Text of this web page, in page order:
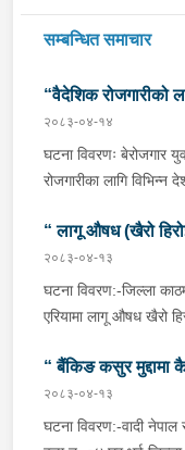
सम्बन्धित समाचार
“वैदेशिक रोजगारीको
गर्ने व्यक्तिहरु पक्राउ"
२०८३-०४-१४
घटना विवरणः बेरोजगार
रोजगारीका लागि
अनुसन्धान हुँदा विदेश
उपत्यकाका विभिन्न
कारवाहीको लागि वैदेशिक
पक्राउ व्यक्तिहरुको
गा.पा. वडा नं.०६ ।
नं.१० । देश
रु.७,००,०००।– (सात
पक्राउ स्थान :- जिल्ला
“ लागू औषध (खैरो
२०८३-०४-१३
घटना विवरण:-जिल्ला
एरियामा लागू औषध खैरो
टोलीले मिति २०८३/०४/
का.म.न.पा.वडा नं.१२ टेकु
बसेका निम्न मानिसहरूलाई
“ बैंकिङ कसुर मुद्दामा
पक्राउ”
२०८३-०४-१३
घटना विवरण:-वादी नेपाल